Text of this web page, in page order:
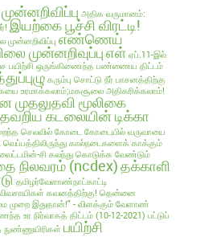
அதிக வருமானம்:
இயற்கை பூச்சி விரட்டி!
எண்ணெய்
முன்னறிவுப்புஎள் ஏப்.11-இல்
பயிற்சி ஒருங்கிணைந்த பண்ணைய திட்டம்
கரும்பு சொட்டு நீர் பாசனத்திற்கு
உரமாக்கலாம்;மகசூலை அதிகரிக்கலாம்!
முதலுதவி மூலிகை
கடலையின் டிக்கா
செலவில் கோடை கோடையில் வருவாயை
கால்நடைகளைக் காக்கும்
சி கலந்து கொடுக்க வேண்டும்
நிலவரம் (ncdex)தக்காளி
தமிழர்வேளாண்நாட்காட்டி
கவனத்திற்கு! தென்னை
முறை இதுதான்!" - விளக்கும் வேளாண்
உர நிர்வாகத் திட்டம் (10-12-2021) பட்டுப்
பயிற்சி